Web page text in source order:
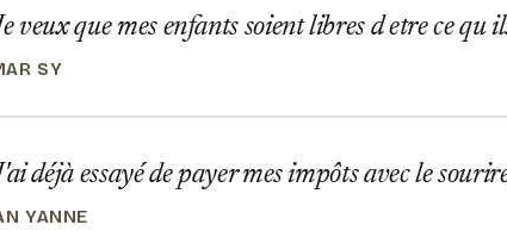
veux que mes enfants soient libres d etre ce qu
SY
déjà essayé de payer mes impôts avec le
YANNE